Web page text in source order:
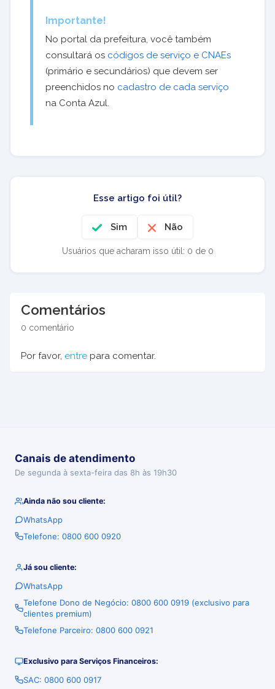
Importante!
No portal da prefeitura, você também
consultará os códigos de serviço e CNAEs
(primário e secundários) que devem ser
preenchidos no cadastro de cada serviço
na Conta Azul.
Esse artigo foi útil?
Sim Não
Usuários que acharam isso útil: 0 de 0
Comentários
0 comentário
Por favor, entre para comentar.
Canais de atendimento
De segunda à sexta-feira das 8h às 19h30
Ainda não sou cliente:
WhatsApp
Telefone: 0800 600 0920
Já sou cliente:
WhatsApp
Telefone Dono de Negócio: 0800 600 0919 (exclusivo para
clientes premium)
Telefone Parceiro: 0800 600 0921
Exclusivo para Serviços Financeiros:
SAC: 0800 600 0917